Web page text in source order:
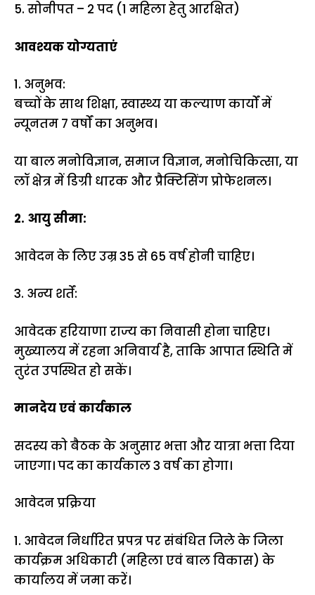
5. सोनीपत – 2 पद (1 महिला हेतु आरक्षित)
आवश्यक योग्यताएं
1. अनुभव:
बच्चों के साथ शिक्षा, स्वास्थ्य या कल्याण कार्यों में
न्यूनतम 7 वर्षों का अनुभव।
या बाल मनोविज्ञान, समाज विज्ञान, मनोचिकित्सा, या
लॉ क्षेत्र में डिग्री धारक और प्रैक्टिसिंग प्रोफेशनल।
2. आयु सीमा:
आवेदन के लिए उम्र 35 से 65 वर्ष होनी चाहिए।
3. अन्य शर्तें:
आवेदक हरियाणा राज्य का निवासी होना चाहिए।
मुख्यालय में रहना अनिवार्य है, ताकि आपात स्थिति में
तुरंत उपस्थित हो सकें।
मानदेय एवं कार्यकाल
सदस्य को बैठक के अनुसार भत्ता और यात्रा भत्ता दिया
जाएगा। पद का कार्यकाल 3 वर्ष का होगा।
आवेदन प्रक्रिया
1. आवेदन निर्धारित प्रपत्र पर संबंधित जिले के जिला
कार्यक्रम अधिकारी (महिला एवं बाल विकास) के
कार्यालय में जमा करें।